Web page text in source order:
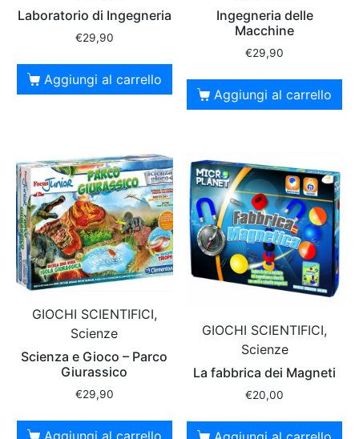
Laboratorio di Ingegneria
€29,90
Aggiungi al carrello
Ingegneria delle
Macchine
€29,90
Aggiungi al carrello
GIOCHI SCIENTIFICI,
Scienze
Scienza e Gioco – Parco
Giurassico
€29,90
Aggiungi al carrello
GIOCHI SCIENTIFICI,
Scienze
La fabbrica dei Magneti
€20,00